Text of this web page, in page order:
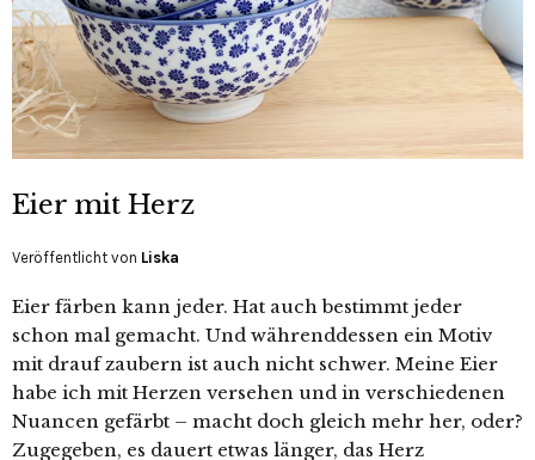
Eier mit Herz
Veröffentlicht von Liska
Eier färben kann jeder. Hat auch bestimmt jeder
schon mal gemacht. Und währenddessen ein Motiv
mit drauf zaubern ist auch nicht schwer. Meine Eier
habe ich mit Herzen versehen und in verschiedenen
Nuancen gefärbt – macht doch gleich mehr her, oder?
Zugegeben, es dauert etwas länger, das Herz